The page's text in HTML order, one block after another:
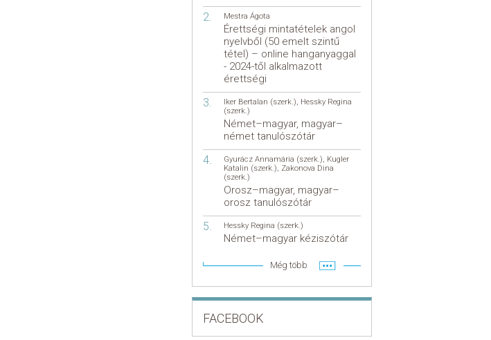
Mestra Ágota
Érettségi mintatételek angol
nyelvből (50 emelt szintű
tétel) – online hanganyaggal
- 2024-től alkalmazott
érettségi
Iker Bertalan (szerk.), Hessky Regina
(szerk.)
Német–magyar, magyar–
német tanulószótár
Gyurácz Annamária (szerk.), Kugler
Katalin (szerk.), Zakonova Dina
(szerk.)
Orosz–magyar, magyar–
orosz tanulószótár
Hessky Regina (szerk.)
Német–magyar kéziszótár
Még több
FACEBOOK